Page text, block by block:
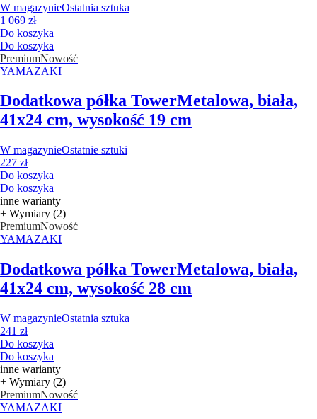
W magazynieOstatnia sztuka
1 069 zł
Do koszyka
Do koszyka
PremiumNowość
YAMAZAKI
Dodatkowa półka TowerMetalowa, biała,
41x24 cm, wysokość 19 cm
W magazynieOstatnie sztuki
227 zł
Do koszyka
Do koszyka
inne warianty
+ Wymiary (2)
PremiumNowość
YAMAZAKI
Dodatkowa półka TowerMetalowa, biała,
41x24 cm, wysokość 28 cm
W magazynieOstatnia sztuka
241 zł
Do koszyka
Do koszyka
inne warianty
+ Wymiary (2)
PremiumNowość
YAMAZAKI